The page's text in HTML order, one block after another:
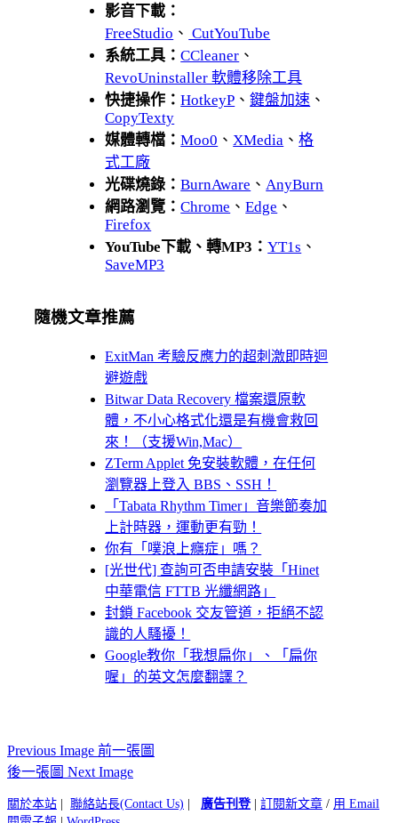
影音下載：
FreeStudio 、 CutYouTube
系統工具：CCleaner 、
RevoUninstaller 軟體移除工具
快捷操作：HotkeyP 、鍵盤加速 、
CopyTexty
媒體轉檔：Moo0 、 XMedia 、格
式工廠
光碟燒錄：BurnAware 、 AnyBurn
網路瀏覽：Chrome 、Edge 、
Firefox
YouTube下載、轉MP3：YT1s 、
SaveMP3
隨機文章推薦
ExitMan 考驗反應力的超刺激即時迴
避遊戲
Bitwar Data Recovery 檔案還原軟
體，不小心格式化還是有機會救回
來！（支援Win,Mac）
ZTerm Applet 免安裝軟體，在任何
瀏覽器上登入 BBS、SSH！
「Tabata Rhythm Timer」音樂節奏加
上計時器，運動更有勁！
你有「噗浪上癮症」嗎？
[光世代] 查詢可否申請安裝「Hinet
中華電信 FTTB 光纖網路」
封鎖 Facebook 交友管道，拒絕不認
識的人騷擾！
Google教你「我想扁你」、「扁你
喔」的英文怎麼翻譯？
Previous Image 前一張圖
後一張圖 Next Image
關於本站 聯絡站長(Contact Us) 廣告刊登| 訂閱新文章 / 用 Email